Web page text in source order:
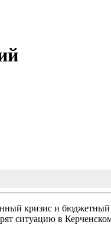
кризис и
ситуацию в